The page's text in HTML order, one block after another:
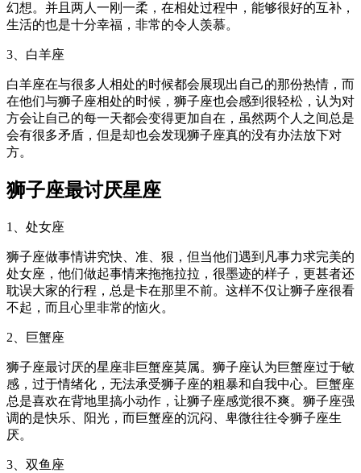
幻想。并且两人一刚一柔，在相处过程中，能够很好的互补，
生活的也是十分幸福，非常的令人羡慕。
3、白羊座
白羊座在与很多人相处的时候都会展现出自己的那份热情，而
在他们与狮子座相处的时候，狮子座也会感到很轻松，认为对
方会让自己的每一天都会变得更加自在，虽然两个人之间总是
会有很多矛盾，但是却也会发现狮子座真的没有办法放下对
方。
狮子座最讨厌星座
1、处女座
狮子座做事情讲究快、准、狠，但当他们遇到凡事力求完美的
处女座，他们做起事情来拖拖拉拉，很墨迹的样子，更甚者还
耽误大家的行程，总是卡在那里不前。这样不仅让狮子座很看
不起，而且心里非常的恼火。
2、巨蟹座
狮子座最讨厌的星座非巨蟹座莫属。狮子座认为巨蟹座过于敏
感，过于情绪化，无法承受狮子座的粗暴和自我中心。巨蟹座
总是喜欢在背地里搞小动作，让狮子座感觉很不爽。狮子座强
调的是快乐、阳光，而巨蟹座的沉闷、卑微往往令狮子座生
厌。
3、双鱼座